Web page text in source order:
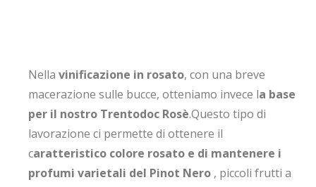
Nella vinificazione in rosato, con una breve
macerazione sulle bucce, otteniamo invece la base
per il nostro Trentodoc Rosè.Questo tipo di
lavorazione ci permette di ottenere il
caratteristico colore rosato e di mantenere i
profumi varietali del Pinot Nero , piccoli frutti a